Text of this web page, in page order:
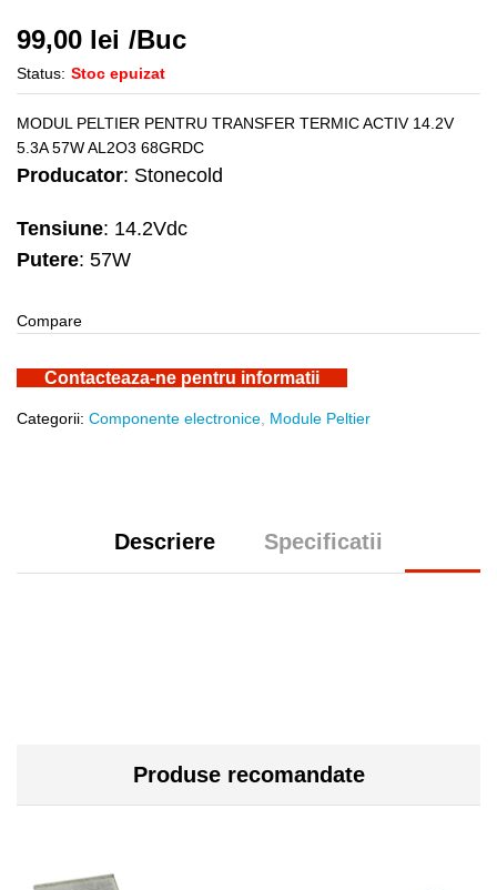
99,00 lei /Buc
Status: Stoc epuizat
MODUL PELTIER PENTRU TRANSFER TERMIC ACTIV 14.2V
5.3A 57W AL2O3 68GRDC
Producator: Stonecold
Tensiune: 14.2Vdc
Putere: 57W
Compare
Contacteaza-ne pentru informatii
Categorii: Componente electronice Module Peltier
Descriere Specificatii
Produse recomandate